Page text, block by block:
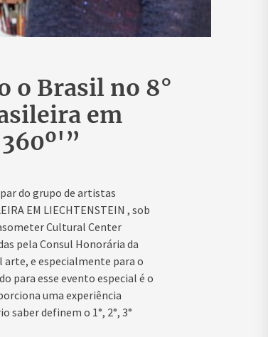
o Brasil no 8°
em
do grupo de artistas
EM LIECHTENSTEIN , sob
Cultural Center
pela Consul Honorária da
arte, e especialmente para o
para esse evento especial é o
uma experiência
definem o 1°, 2°, 3°